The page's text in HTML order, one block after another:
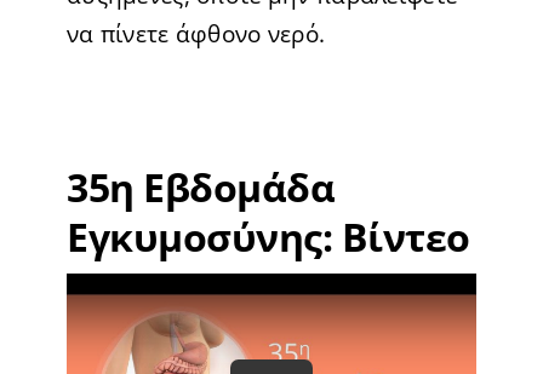
να πίνετε άφθονο νερό.
35η Εβδομάδα
Εγκυμοσύνης: Βίντεο